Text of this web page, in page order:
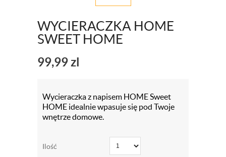
WYCIERACZKA HOME
SWEET HOME
99,99zl
Wycieraczka z napisem HOME Sweet
HOME idealnie wpasuje się pod Twoje
wnętrze domowe.
Ilość